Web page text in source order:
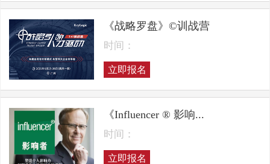
《战略罗盘》©训战营
时间：
立即报名
《Influencer ® 影响...
时间：
立即报名